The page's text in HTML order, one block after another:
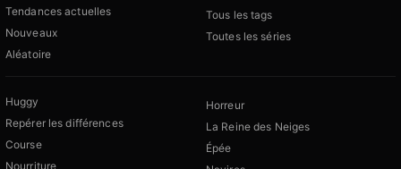
Tendances actuelles
Nouveaux
Aléatoire
Tous les tags
Toutes les séries
Huggy
Repérer les différences
Course
Nourriture
Horreur
La Reine des Neiges
Épée